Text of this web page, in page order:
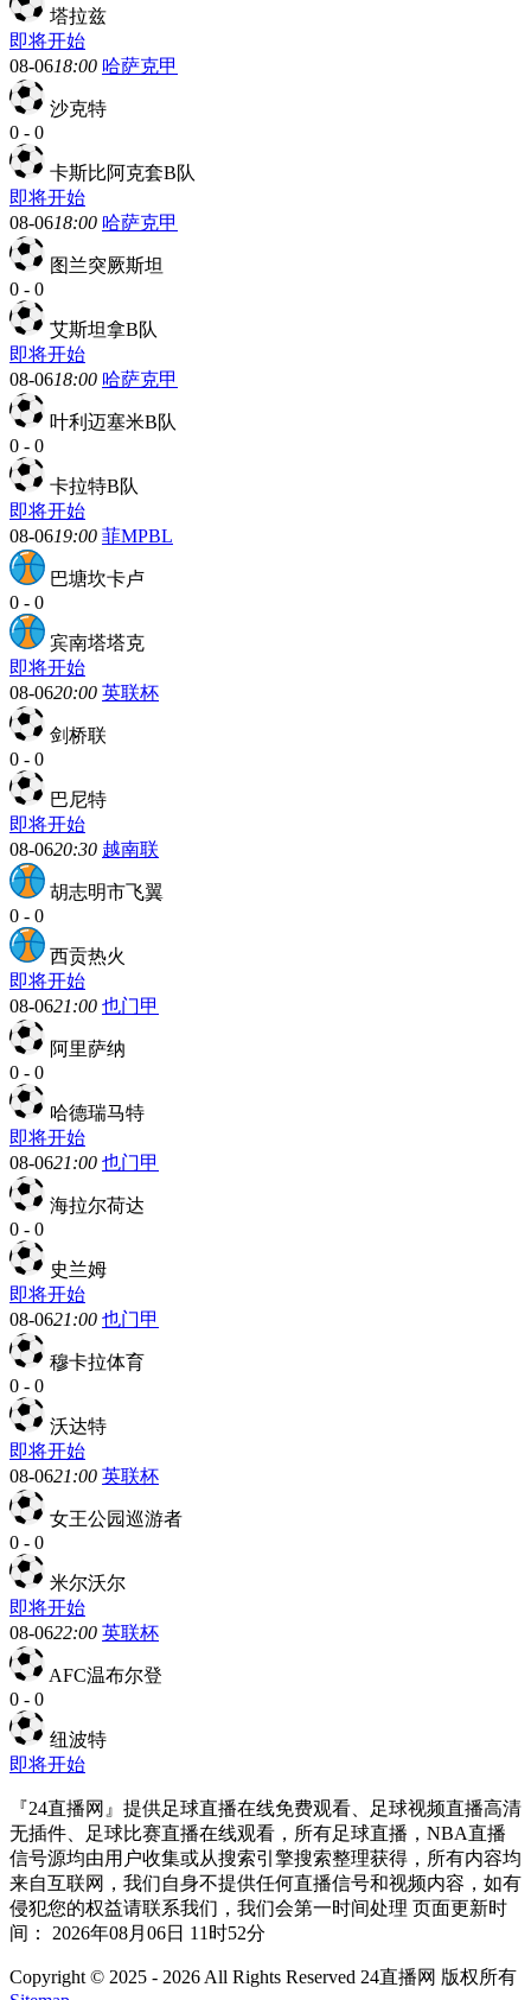
塔拉兹
即将开始
08-0618:00 哈萨克甲
沙克特
0 - 0
卡斯比阿克套B队
即将开始
08-0618:00 哈萨克甲
图兰突厥斯坦
0 - 0
艾斯坦拿B队
即将开始
08-0618:00 哈萨克甲
叶利迈塞米B队
0 - 0
卡拉特B队
即将开始
08-0619:00 菲MPBL
巴塘坎卡卢
0 - 0
宾南塔塔克
即将开始
08-0620:00 英联杯
剑桥联
0 - 0
巴尼特
即将开始
08-0620:30 越南联
胡志明市飞翼
0 - 0
西贡热火
即将开始
08-0621:00 也门甲
阿里萨纳
0 - 0
哈德瑞马特
即将开始
08-0621:00 也门甲
海拉尔荷达
0 - 0
史兰姆
即将开始
08-0621:00 也门甲
穆卡拉体育
0 - 0
沃达特
即将开始
08-0621:00 英联杯
女王公园巡游者
0 - 0
米尔沃尔
即将开始
08-0622:00 英联杯
AFC温布尔登
0 - 0
纽波特
即将开始
『24直播网』提供足球直播在线免费观看、足球视频直播高清
无插件、足球比赛直播在线观看，所有足球直播，NBA直播
信号源均由用户收集或从搜索引擎搜索整理获得，所有内容均
来自互联网，我们自身不提供任何直播信号和视频内容，如有
侵犯您的权益请联系我们，我们会第一时间处理 页面更新时
间： 2026年08月06日 11时52分
Copyright © 2025 - 2026 All Rights Reserved 24直播网 版权所有